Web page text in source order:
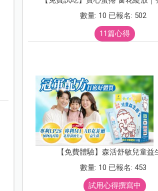
數量: 10 已報名: 502
11篇心得
【免費體驗】森活舒敏兒童益
數量: 10 已報名: 453
試用心得撰寫中